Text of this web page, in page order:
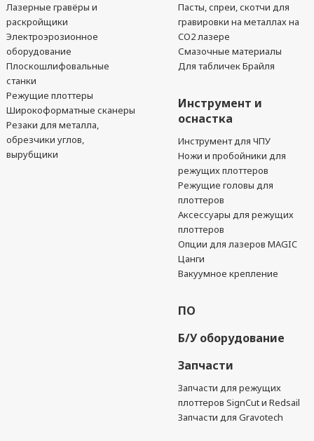
Лазерные гравёры и
раскройщики
Электроэрозионное
оборудование
Плоскошлифовальные
станки
Режущие плоттеры
Широкоформатные сканеры
Резаки для металла,
обрезчики углов,
вырубщики
Пасты, спреи, скотчи для
гравировки на металлах на
CO2 лазере
Смазочные материалы
Для табличек Брайля
Инструмент и
оснастка
Инструмент для ЧПУ
Ножи и пробойники для
режущих плоттеров
Режущие головы для
плоттеров
Аксессуары для режущих
плоттеров
Опции для лазеров MAGIC
Цанги
Вакуумное крепление
ПО
Б/У оборудование
Запчасти
Запчасти для режущих
плоттеров SignCut и Redsail
Запчасти для Gravotech